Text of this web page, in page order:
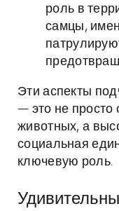
роль в
самцы,
Эти аспекты
— это не просто
животных, а
социальная
ключевую роль.